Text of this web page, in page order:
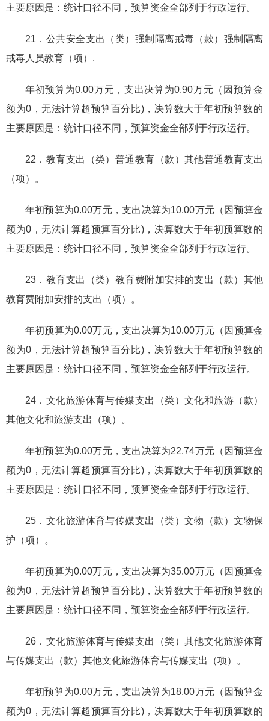
主要原因是：统计口径不同，预算资金全部列于行政运行。
21．公共安全支出（类）强制隔离戒毒（款）强制隔离
戒毒人员教育（项）.
年初预算为0.00万元，支出决算为0.90万元（因预算金
额为0，无法计算超预算百分比)，决算数大于年初预算数的
主要原因是：统计口径不同，预算资金全部列于行政运行。
22．教育支出（类）普通教育（款）其他普通教育支出
（项）。
年初预算为0.00万元，支出决算为10.00万元（因预算金
额为0，无法计算超预算百分比)，决算数大于年初预算数的
主要原因是：统计口径不同，预算资金全部列于行政运行。
23．教育支出（类）教育费附加安排的支出（款）其他
教育费附加安排的支出（项）。
年初预算为0.00万元，支出决算为10.00万元（因预算金
额为0，无法计算超预算百分比)，决算数大于年初预算数的
主要原因是：统计口径不同，预算资金全部列于行政运行。
24．文化旅游体育与传媒支出（类）文化和旅游（款）
其他文化和旅游支出（项）。
年初预算为0.00万元，支出决算为22.74万元（因预算金
额为0，无法计算超预算百分比)，决算数大于年初预算数的
主要原因是：统计口径不同，预算资金全部列于行政运行。
25．文化旅游体育与传媒支出（类）文物（款）文物保
护（项）。
年初预算为0.00万元，支出决算为35.00万元（因预算金
额为0，无法计算超预算百分比)，决算数大于年初预算数的
主要原因是：统计口径不同，预算资金全部列于行政运行。
26．文化旅游体育与传媒支出（类）其他文化旅游体育
与传媒支出（款）其他文化旅游体育与传媒支出（项）。
年初预算为0.00万元，支出决算为18.00万元（因预算金
额为0，无法计算超预算百分比)，决算数大于年初预算数的